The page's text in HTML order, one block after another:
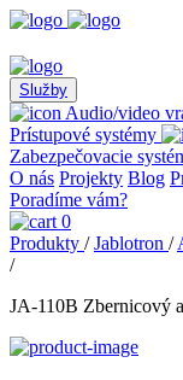
Služby
Audio/video
Prístupové systémy
Zabezpečovacie
O nás Projekty Blog
Poradíme vám?
0
Produkty / Jablotron /
/
JA-110B Zbernicový